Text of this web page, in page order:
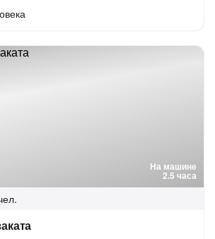
На машине
2.5 часа